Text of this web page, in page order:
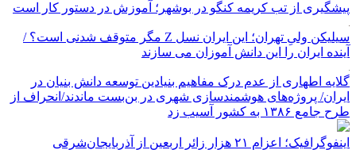
پیشگیری از تب کریمه کنگو در بوشهر؛ آموزش در دستور کار است
سیلیکن ولیِ تهران؛ این ایران نسل Z مگر متوقف شدنی است؟ /
آینده ایران را این دانش آموزان می سازند
گلایه اطهاری از عدم درک مفاهیم بنیادین توسعه دانش بنیان در
ایران/ پروژه‌های هوشمندسازی شهری در بن‌بست ماندند/انحراف از
طرح جامع ۱۳۸۶ به کشور آسیب زد
اینفوگرافیک؛ اعزام ۲۱ هزار زائر اربعین از آذربایجان‌شرقی